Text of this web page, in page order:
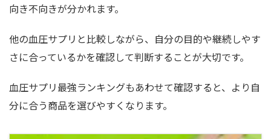
向き不向きが分かれます。
他の血圧サプリと比較しながら、自分の目的や継続しやす
さに合っているかを確認して判断することが大切です。
血圧サプリ最強ランキングもあわせて確認すると、より自
分に合う商品を選びやすくなります。